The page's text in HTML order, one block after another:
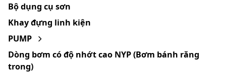
Bộ dụng cụ sơn
Khay đựng linh kiện
PUMP
Dòng bơm có độ nhớt cao NYP (Bơm bánh răng
trong)